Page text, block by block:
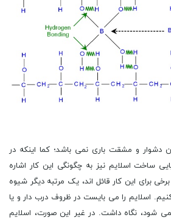
دشوار و مشقت باری نمی باشد؛ کما اینکه در
ساخت اسلایم نیز به چگونگی این کار اشاره
برای این کار قائل اند، یک مرتبه دیگر شیوه
اسلایم را می بایست در ظروف درب دار و یا
شود، نگاه داشت. در غیر این صورت، اسلایم